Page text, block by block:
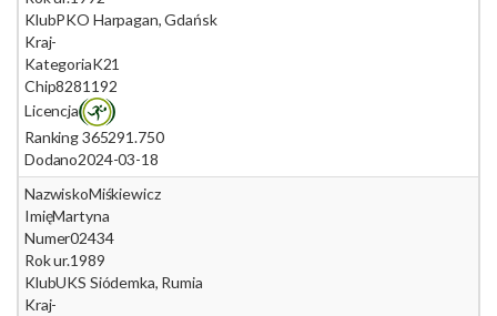
KlubPKO Harpagan, Gdańsk
Kraj-
KategoriaK21
Chip8281192
Licencja
Ranking 365291.750
Dodano2024-03-18
NazwiskoMiśkiewicz
ImięMartyna
Numer02434
Rok ur.1989
KlubUKS Siódemka, Rumia
Kraj-